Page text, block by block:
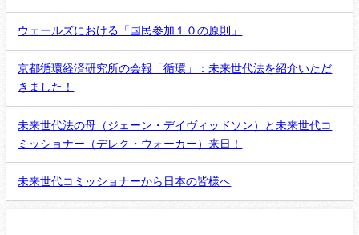
ウェールズにおける「国民参加１０の原則」
京都循環経済研究所の会報「循環」：未来世代法を紹介いただ
きました！
未来世代法の母（ジェーン・デイヴィッドソン）と未来世代コ
ミッショナー（デレク・ウォーカー）来日！
未来世代コミッショナーから日本の皆様へ